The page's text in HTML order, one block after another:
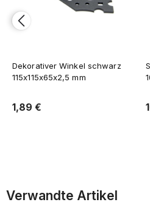
Dekorativer Winkel schwarz
115x115x65x2,5 mm
1,89 €
Verwandte Artikel